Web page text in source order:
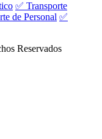
✅ Transporte
de Personal ✅
Reservados